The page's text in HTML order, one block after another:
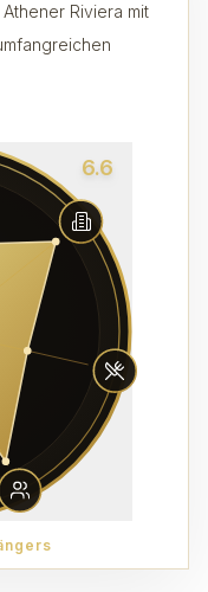
Riviera mit
6.6